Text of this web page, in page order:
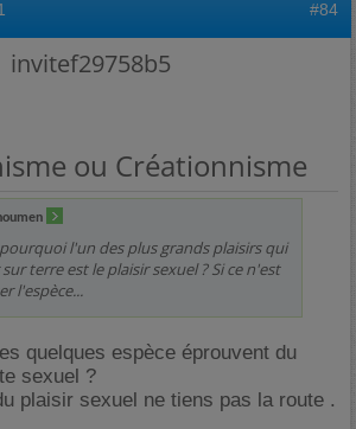
#84
invitef29758b5
ou Créationnisme
l'un des plus grands plaisirs qui
terre est le plaisir sexuel ? Si ce n'est
l'espèce...
quelques espèce éprouvent du
sexuel ?
plaisir sexuel ne tiens pas la route .